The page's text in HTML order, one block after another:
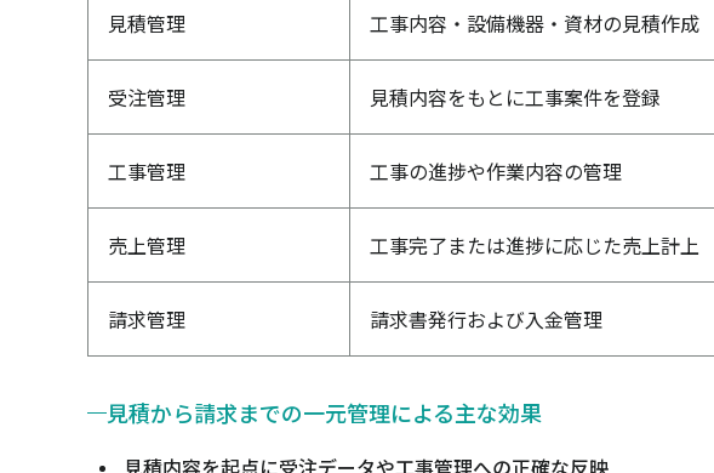
見積管理 工事内容・設備機器・資材の見積作成
受注管理 見積内容をもとに工事案件を登録
工事管理 工事の進捗や作業内容の管理
売上管理 工事完了または進捗に応じた売上計上
請求管理 請求書発行および入金管理
見積から請求までの一元管理による主な効果
見積内容を起点に受注データや工事管理への正確な反映